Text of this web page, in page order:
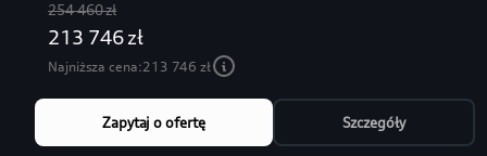
254 460 zł
213 746 zł
Najniższa cena:213 746 zł
Zapytaj o ofertę Szczegóły